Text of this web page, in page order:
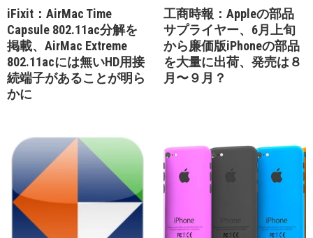
iFixit：AirMac Time
Capsule 802.11ac分解を
掲載、AirMac Extreme
802.11acには無いHD用接
続端子があることが明ら
かに
工商時報：Appleの部品
サプライヤー、6月上旬
から廉価版iPhoneの部品
を大量に出荷、発売は８
月〜９月？